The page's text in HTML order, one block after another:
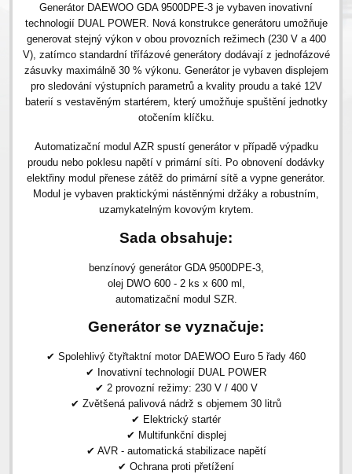
Generátor DAEWOO GDA 9500DPE-3 je vybaven inovativní
technologií DUAL POWER. Nová konstrukce generátoru umožňuje
generovat stejný výkon v obou provozních režimech (230 V a 400
V), zatímco standardní třífázové generátory dodávají z jednofázové
zásuvky maximálně 30 % výkonu. Generátor je vybaven displejem
pro sledování výstupních parametrů a kvality proudu a také 12V
baterií s vestavěným startérem, který umožňuje spuštění jednotky
otočením klíčku.
Automatizační modul AZR spustí generátor v případě výpadku
proudu nebo poklesu napětí v primární síti. Po obnovení dodávky
elektřiny modul přenese zátěž do primární sítě a vypne generátor.
Modul je vybaven praktickými nástěnnými držáky a robustním,
uzamykatelným kovovým krytem.
Sada obsahuje:
benzínový generátor GDA 9500DPE-3,
olej DWO 600 - 2 ks x 600 ml,
automatizační modul SZR.
Generátor se vyznačuje:
✔ Spolehlivý čtyřtaktní motor DAEWOO Euro 5 řady 460
✔ Inovativní technologií DUAL POWER
✔ 2 provozní režimy: 230 V / 400 V
✔ Zvětšená palivová nádrž s objemem 30 litrů
✔ Elektrický startér
✔ Multifunkční displej
✔ AVR - automatická stabilizace napětí
✔ Ochrana proti přetížení